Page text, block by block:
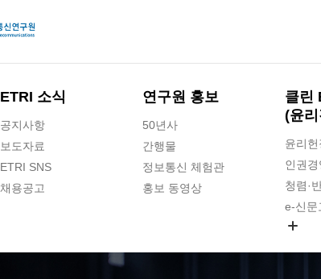
ETRI 소식
공지사항
보도자료
ETRI SNS
채용공고
연구원 홍보
50년사
간행물
정보통신 체험관
홍보 동영상
클린
(윤
윤리헌
인권경
청렴·
e-신문